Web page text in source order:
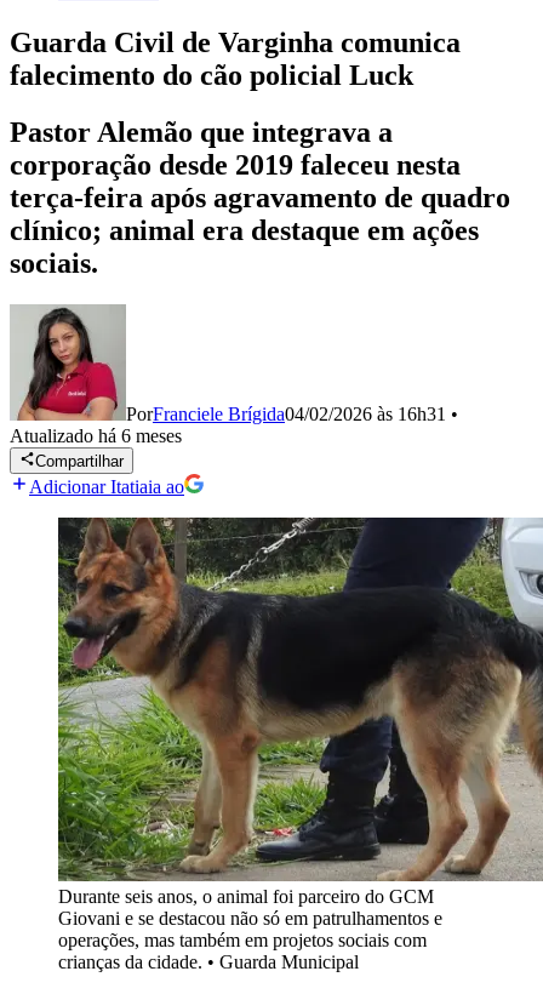
Guarda Civil de Varginha comunica
falecimento do cão policial Luck
Pastor Alemão que integrava a
corporação desde 2019 faleceu nesta
terça-feira após agravamento de quadro
clínico; animal era destaque em ações
sociais.
PorFranciele Brígida04/02/2026 às 16h31 •
Atualizado há 6 meses
Compartilhar
Adicionar Itatiaia ao
Durante seis anos, o animal foi parceiro do GCM
Giovani e se destacou não só em patrulhamentos e
operações, mas também em projetos sociais com
crianças da cidade. • Guarda Municipal